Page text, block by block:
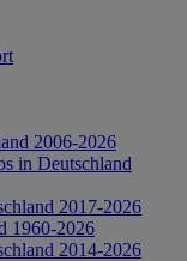
2006-2026
in Deutschland
2017-2026
1960-2026
2014-2026